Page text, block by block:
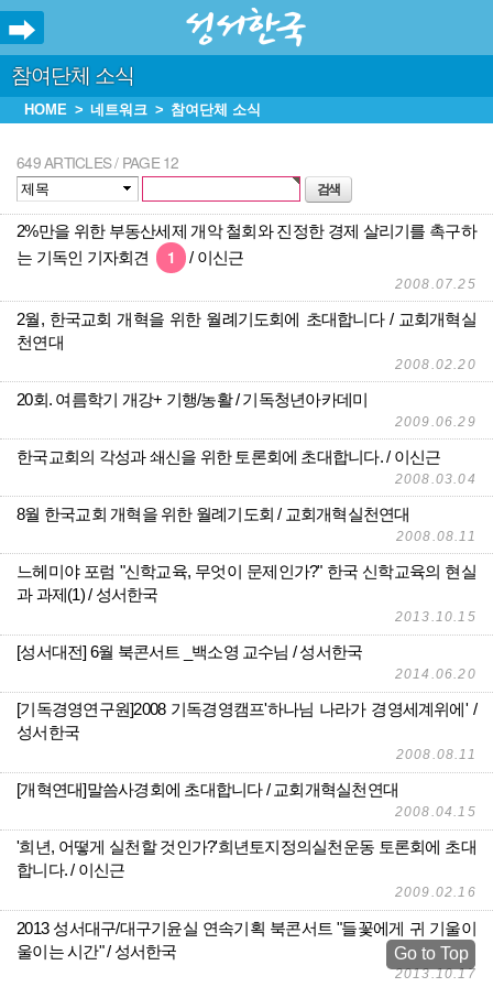
참여단체 소식
HOME 네트워크 참여단체 소식
649 ARTICLES / PAGE 12
2%만을 위한 부동산세제 개악 철회와 진정한 경제 살리기를 촉구하
는 기독인 기자회견
1 이신근
2008.07.25
2월, 한국교회 개혁을 위한 월례기도회에 초대합니다
교회개혁실
천연대
2008.02.20
20회. 여름학기 개강+ 기행/농활 기독청년아카데미
2009.06.29
한국교회의 각성과 쇄신을 위한 토론회에 초대합니다. 이신근
2008.03.04
8월 한국교회 개혁을 위한 월례기도회 교회개혁실천연대
2008.08.11
느헤미야 포럼 "신학교육, 무엇이 문제인가?" 한국 신학교육의 현실
과 과제(1) 성서한국
2013.10.15
[성서대전] 6월 북콘서트 _백소영 교수님 성서한국
2014.06.20
[기독경영연구원]2008 기독경영캠프'하나님 나라가 경영세계위에'
성서한국
2008.08.11
[개혁연대]말씀사경회에 초대합니다 교회개혁실천연대
2008.04.15
'희년, 어떻게 실천할 것인가?'희년토지정의실천운동 토론회에 초대
합니다. 이신근
2009.02.16
2013 성서대구/대구기윤실 연속기획 북콘서트 "들꽃에게 귀 기울이
울이는 시간" 성서한국
2013.10.17
Go to Top